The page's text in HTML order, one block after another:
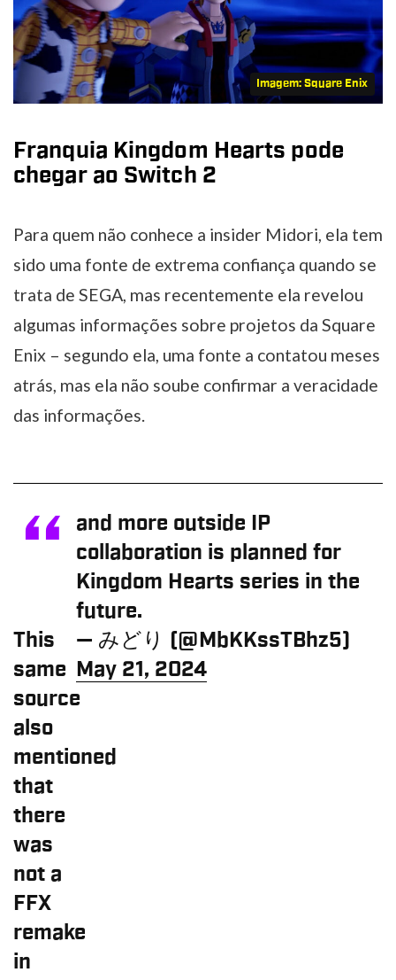
Imagem: Square Enix
Franquia Kingdom Hearts pode
chegar ao Switch 2
Para quem não conhece a insider Midori, ela tem
sido uma fonte de extrema confiança quando se
trata de SEGA, mas recentemente ela revelou
algumas informações sobre projetos da Square
Enix – segundo ela, uma fonte a contatou meses
atrás, mas ela não soube confirmar a veracidade
das informações.
and more outside IP
collaboration is planned for
Kingdom Hearts series in the
future.
This
same
source
also
mentioned
that
there
was
not a
FFX
remake
in
— みどり (@MbKKssTBhz5)
May 21, 2024